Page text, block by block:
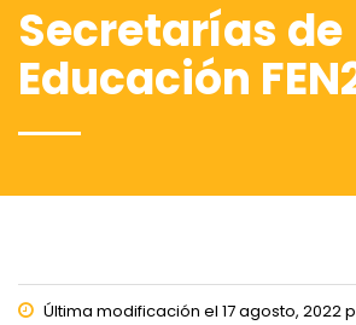
Secretarías de
Educación
Última modificación el 17 agosto, 2022